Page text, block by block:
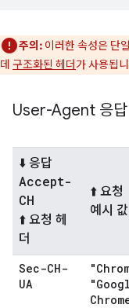
주의: 이러한 속성은 단
데 구조화된 헤더가 사용됩
User-Agent 응답
⬇️ 응답
Accept-
CH
⬆️ 요청 헤
더
⬆️ 요청
예시 값
Sec-CH-
UA